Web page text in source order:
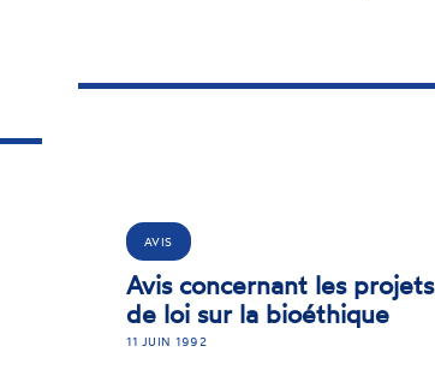
AVIS
Avis concernant les projets
de loi sur la bioéthique
11 JUIN 1992